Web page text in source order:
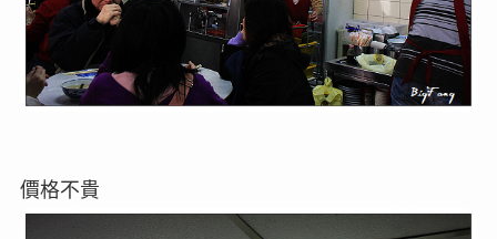
價格不貴